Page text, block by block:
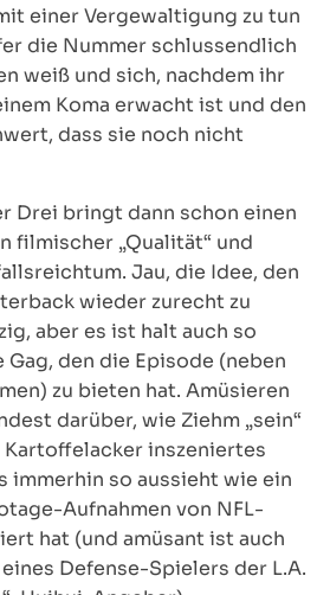
einer Vergewaltigung zu tun
die Nummer schlussendlich
weiß und sich, nachdem ihr
Koma erwacht ist und den
dass sie noch nicht
Drei bringt dann schon einen
filmischer „Qualität“ und
Jau, die Idee, den
wieder zurecht zu
aber es ist halt auch so
den die Episode (neben
zu bieten hat. Amüsieren
darüber, wie Ziehm „sein“
Kartoffelacker inszeniertes
immerhin so aussieht wie ein
Aufnahmen von NFL-
hat (und amüsant ist auch
Defense-Spielers der L.A.